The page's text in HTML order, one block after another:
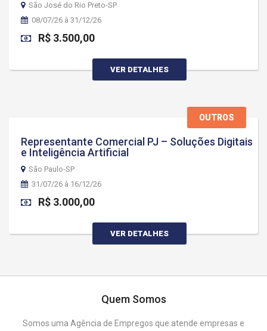
São José do Rio Preto-SP
08/07/26 à 31/12/26
R$ 3.500,00
VER DETALHES
OUTROS
Representante Comercial PJ – Soluções Digitais
e Inteligência Artificial
São Paulo-SP
31/07/26 à 16/12/26
R$ 3.000,00
VER DETALHES
Quem Somos
Somos uma Agência de Empregos que atende empresas e